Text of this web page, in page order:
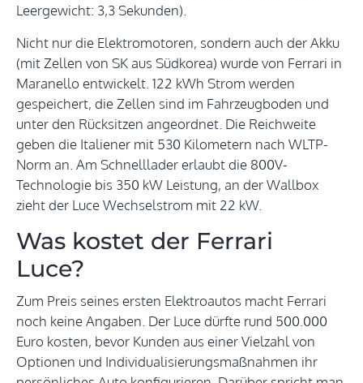
Leergewicht: 3,3 Sekunden).
Nicht nur die Elektromotoren, sondern auch der Akku
(mit Zellen von SK aus Südkorea) wurde von Ferrari in
Maranello entwickelt. 122 kWh Strom werden
gespeichert, die Zellen sind im Fahrzeugboden und
unter den Rücksitzen angeordnet. Die Reichweite
geben die Italiener mit 530 Kilometern nach WLTP-
Norm an. Am Schnelllader erlaubt die 800V-
Technologie bis 350 kW Leistung, an der Wallbox
zieht der Luce Wechselstrom mit 22 kW.
Was kostet der Ferrari
Luce?
Zum Preis seines ersten Elektroautos macht Ferrari
noch keine Angaben. Der Luce dürfte rund 500.000
Euro kosten, bevor Kunden aus einer Vielzahl von
Optionen und Individualisierungsmaßnahmen ihr